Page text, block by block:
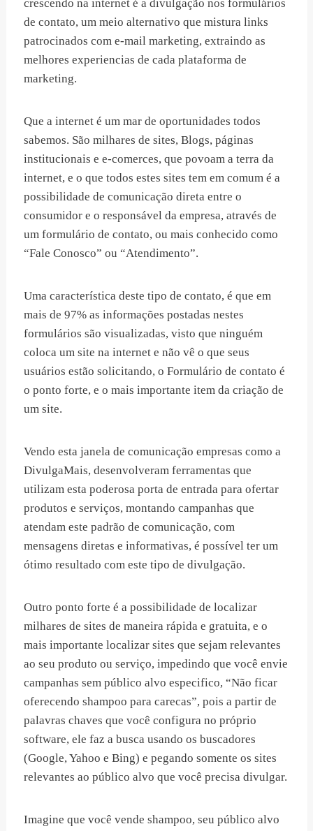
crescendo na internet é a divulgação nos formulários
de contato, um meio alternativo que mistura links
patrocinados com e-mail marketing, extraindo as
melhores experiencias de cada plataforma de
marketing.
Que a internet é um mar de oportunidades todos
sabemos. São milhares de sites, Blogs, páginas
institucionais e e-comerces, que povoam a terra da
internet, e o que todos estes sites tem em comum é a
possibilidade de comunicação direta entre o
consumidor e o responsável da empresa, através de
um formulário de contato, ou mais conhecido como
“Fale Conosco” ou “Atendimento”.
Uma característica deste tipo de contato, é que em
mais de 97% as informações postadas nestes
formulários são visualizadas, visto que ninguém
coloca um site na internet e não vê o que seus
usuários estão solicitando, o Formulário de contato é
o ponto forte, e o mais importante item da criação de
um site.
Vendo esta janela de comunicação empresas como a
DivulgaMais, desenvolveram ferramentas que
utilizam esta poderosa porta de entrada para ofertar
produtos e serviços, montando campanhas que
atendam este padrão de comunicação, com
mensagens diretas e informativas, é possível ter um
ótimo resultado com este tipo de divulgação.
Outro ponto forte é a possibilidade de localizar
milhares de sites de maneira rápida e gratuita, e o
mais importante localizar sites que sejam relevantes
ao seu produto ou serviço, impedindo que você envie
campanhas sem público alvo especifico, “Não ficar
oferecendo shampoo para carecas”, pois a partir de
palavras chaves que você configura no próprio
software, ele faz a busca usando os buscadores
(Google, Yahoo e Bing) e pegando somente os sites
relevantes ao público alvo que você precisa divulgar.
Imagine que você vende shampoo, seu público alvo